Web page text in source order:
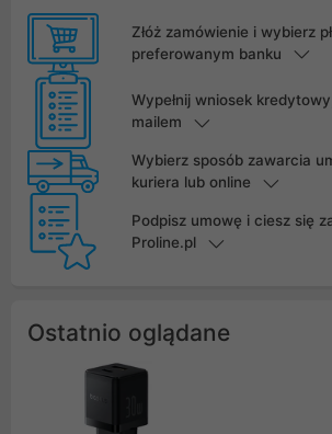
Złóż zamówienie i wybierz
preferowanym banku
Wypełnij wniosek
mailem
Wybierz sposób zawarcia
kuriera lub online
Podpisz umowę i ciesz się
Proline.pl
Ostatnio oglądane